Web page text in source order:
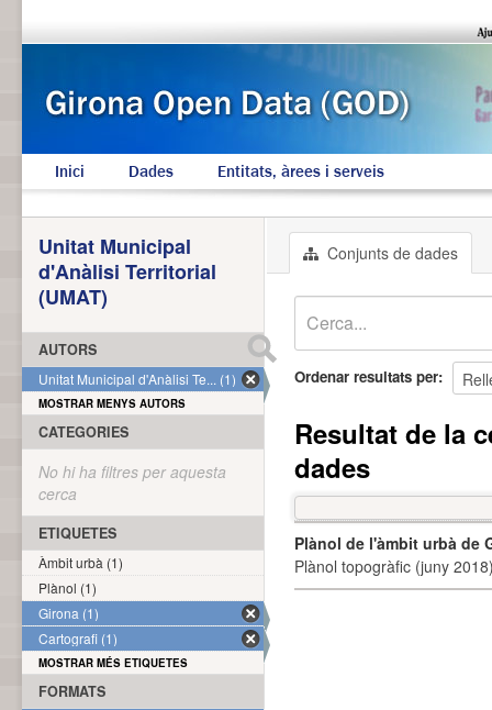
Inici Dades Entitats, àrees i serveis
Conjunts de dades
Ordenar resultats per
Resultat de la
dades
Plànol de l'àmbit urbà de
Plànol topogràfic (juny
Unitat Municipal
d'Anàlisi Territorial
(UMAT)
AUTORS
Unitat Municipal d'Anàlisi Te... (1)
MOSTRAR MENYS AUTORS
CATEGORIES
No hi ha filtres per aquesta
cerca
ETIQUETES
Àmbit urbà (1)
Plànol (1)
Girona (1)
Cartografi (1)
MOSTRAR MÉS ETIQUETES
FORMATS